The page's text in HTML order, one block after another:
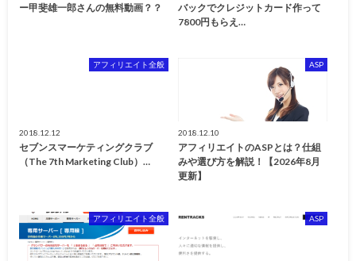
ー甲斐雄一郎さんの無料動画？？
バックでクレジットカード作って
7800円もらえ…
アフィリエイト全般
2018.12.12
セブンスマーケティングクラブ
（The 7th Marketing Club）…
ASP
2018.12.10
アフィリエイトのASPとは？仕組
みや選び方を解説！【2026年8月
更新】
アフィリエイト全般 ASP